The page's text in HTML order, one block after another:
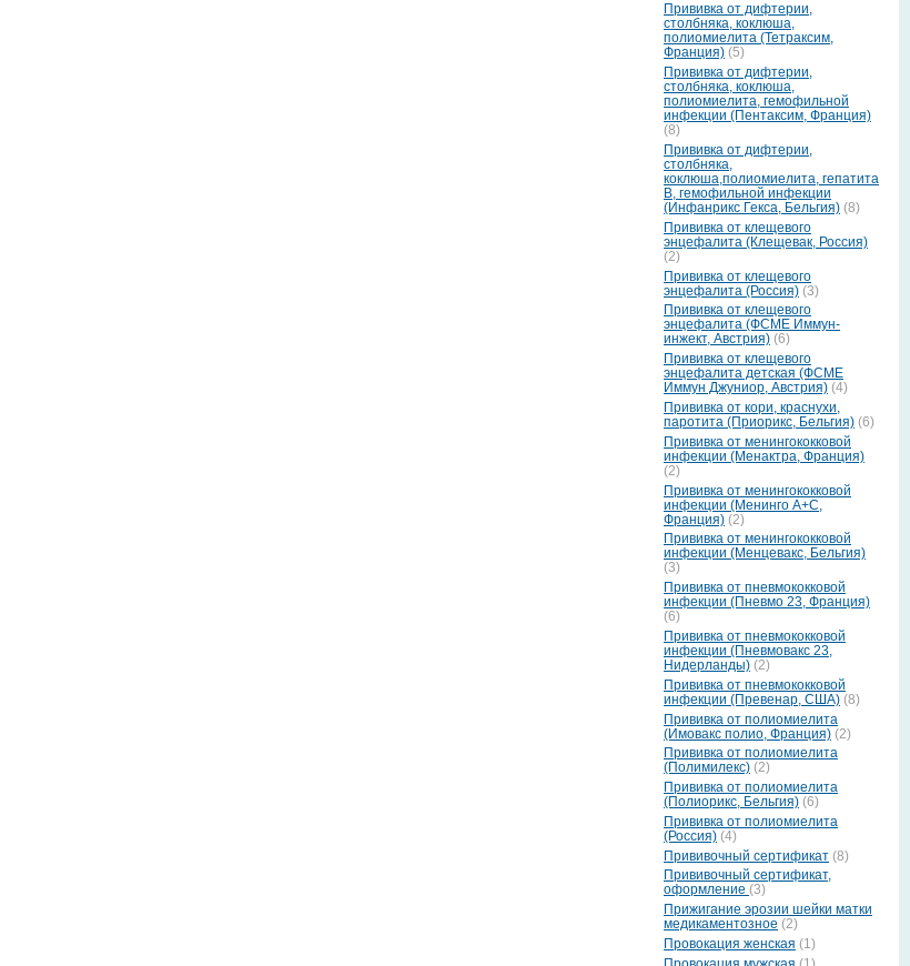
Прививка от дифтерии,
столбняка, коклюша,
полиомиелита (Тетраксим,
Франция) (5)
Прививка от дифтерии,
столбняка, коклюша,
полиомиелита, гемофильной
инфекции (Пентаксим, Франция)
(8)
Прививка от дифтерии,
столбняка,
коклюша,полиомиелита, гепатита
В, гемофильной инфекции
(Инфанрикс Гекса, Бельгия) (8)
Прививка от клещевого
энцефалита (Клещевак, Россия)
(2)
Прививка от клещевого
энцефалита (Россия) (3)
Прививка от клещевого
энцефалита (ФСМЕ Иммун-
инжект, Австрия) (6)
Прививка от клещевого
энцефалита детская (ФСМЕ
Иммун Джуниор, Австрия) (4)
Прививка от кори, краснухи,
паротита (Приорикс, Бельгия) (6)
Прививка от менингококковой
инфекции (Менактра, Франция)
(2)
Прививка от менингококковой
инфекции (Менинго А+С,
Франция) (2)
Прививка от менингококковой
инфекции (Менцевакс, Бельгия)
(3)
Прививка от пневмококковой
инфекции (Пневмо 23, Франция)
(6)
Прививка от пневмококковой
инфекции (Пневмовакс 23,
Нидерланды) (2)
Прививка от пневмококковой
инфекции (Превенар, США) (8)
Прививка от полиомиелита
(Имовакс полио, Франция) (2)
Прививка от полиомиелита
(Полимилекс) (2)
Прививка от полиомиелита
(Полиорикс, Бельгия) (6)
Прививка от полиомиелита
(Россия) (4)
Прививочный сертификат (8)
Прививочный сертификат,
оформление (3)
Прижигание эрозии шейки матки
медикаментозное (2)
Провокация женская (1)